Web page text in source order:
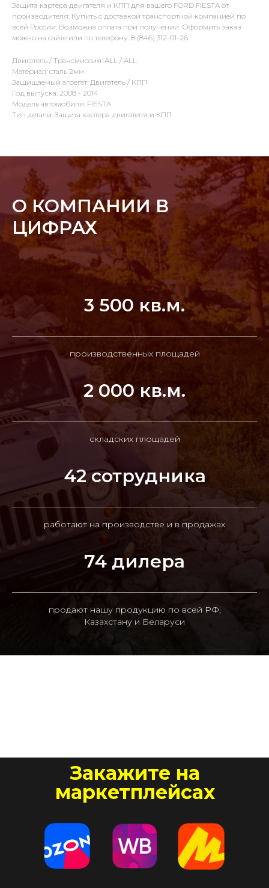
Защита картера двигателя и КПП для вашего FORD FIESTA от
производителя. Купить с доставкой транспортной компанией по
всей России. Возможна оплата при получении. Оформить заказ
можно на сайте или по телефону: 8 (846) 312-01-26
Двигатель / Трансмиссия: ALL / ALL
Материал: сталь 2мм
Защищаемый агрегат: Двигатель / КПП
Год выпуска: 2008 - 2014
Модель автомобиля: FIESTA
Тип детали: Защита картера двигателя и КПП
О КОМПАНИИ В
ЦИФРАХ
3 500 кв.м.
производственных площадей
2 000 кв.м.
складских площадей
42 сотрудника
работают на производстве и в продажах
74 дилера
продают нашу продукцию по всей РФ,
Казахстану и Беларуси
Закажите на
маркетплейсах